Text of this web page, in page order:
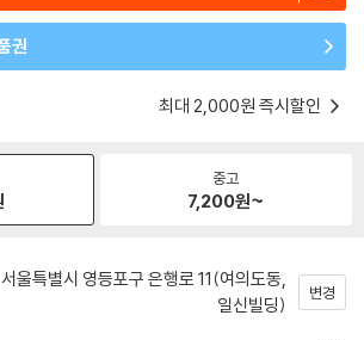
권
최대 2,000원 즉시할인
중고
7,200원~
서울특별시 영등포구 은행로 11(여의도동,
일신빌딩)
변경